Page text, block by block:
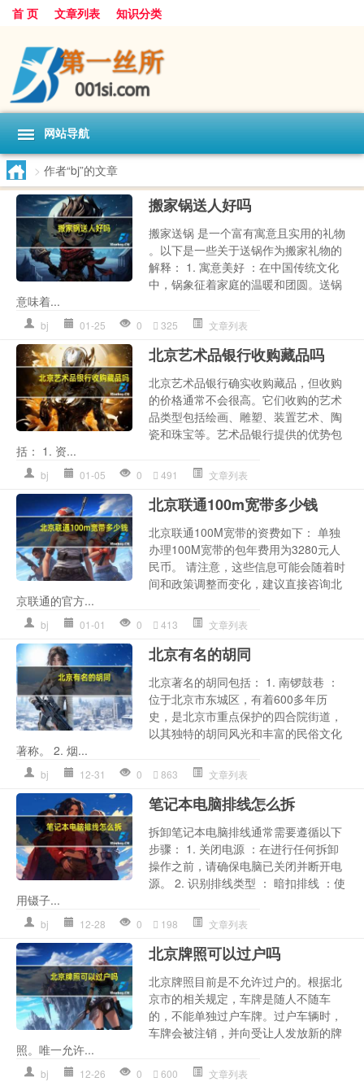
首 页 文章列表 知识分类
网站导航
> 作者“bj”的文章
搬家锅送人好吗
搬家送锅 是一个富有寓意且实用的礼物
。以下是一些关于送锅作为搬家礼物的
解释： 1. 寓意美好 ：在中国传统文化
中，锅象征着家庭的温暖和团圆。送锅
意味着...
bj 01-25 0 325 文章列表
北京艺术品银行收购藏品吗
北京艺术品银行确实收购藏品，但收购
的价格通常不会很高。它们收购的艺术
品类型包括绘画、雕塑、装置艺术、陶
瓷和珠宝等。艺术品银行提供的优势包
括： 1. 资...
bj 01-05 0 491 文章列表
北京联通100m宽带多少钱
北京联通100M宽带的资费如下： 单独
办理100M宽带的包年费用为3280元人
民币。 请注意，这些信息可能会随着时
间和政策调整而变化，建议直接咨询北
京联通的官方...
bj 01-01 0 413 文章列表
北京有名的胡同
北京著名的胡同包括： 1. 南锣鼓巷 ：
位于北京市东城区，有着600多年历
史，是北京市重点保护的四合院街道，
以其独特的胡同风光和丰富的民俗文化
著称。 2. 烟...
bj 12-31 0 863 文章列表
笔记本电脑排线怎么拆
拆卸笔记本电脑排线通常需要遵循以下
步骤： 1. 关闭电源 ：在进行任何拆卸
操作之前，请确保电脑已关闭并断开电
源。 2. 识别排线类型 ： 暗扣排线 ：使
用镊子...
bj 12-28 0 198 文章列表
北京牌照可以过户吗
北京牌照目前是不允许过户的。根据北
京市的相关规定，车牌是随人不随车
的，不能单独过户车牌。过户车辆时，
车牌会被注销，并向受让人发放新的牌
照。唯一允许...
bj 12-26 0 600 文章列表